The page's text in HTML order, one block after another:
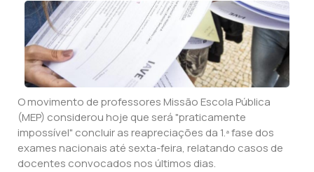
O movimento de professores Missão Escola Pública
(MEP) considerou hoje que será "praticamente
impossível" concluir as reapreciações da 1.ª fase dos
exames nacionais até sexta-feira, relatando casos de
docentes convocados nos últimos dias.